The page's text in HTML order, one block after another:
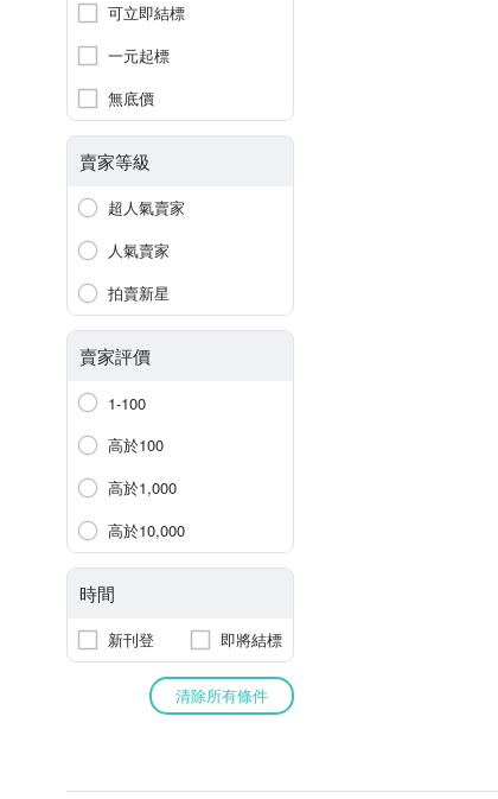
可立即結標
一元起標
無底價
賣家等級
超人氣賣家
人氣賣家
拍賣新星
賣家評價
1-100
高於100
高於1,000
高於10,000
時間
新刊登 即將結標
清除所有條件